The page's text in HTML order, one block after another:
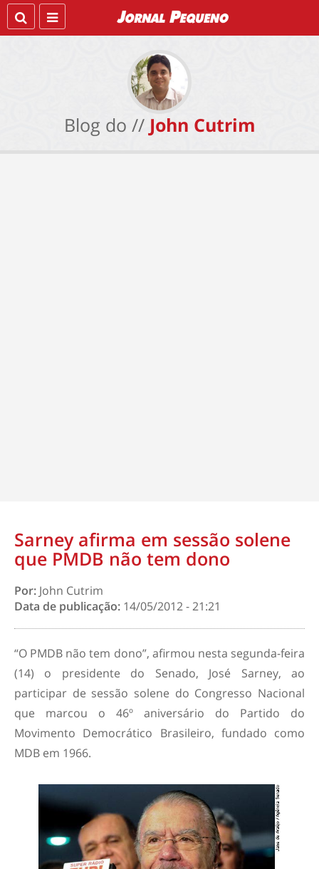
Blog do // John Cutrim
Sarney afirma em sessão solene
que PMDB não tem dono
Por: John Cutrim
Data de publicação: 14/05/2012 - 21:21
“O PMDB não tem dono”, afirmou nesta segunda-feira
(14) o presidente do Senado, José Sarney, ao
participar de sessão solene do Congresso Nacional
que marcou o 46º aniversário do Partido do
Movimento Democrático Brasileiro, fundado como
MDB em 1966.